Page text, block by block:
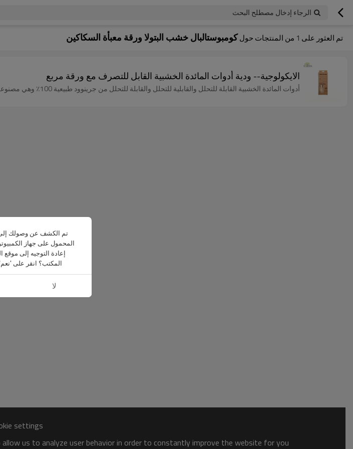
الرجاء إدخال مصطلح البحث
تم العثور على 1 من المنتجات حولكومبوستالبال خشب البتولا ورقة معبأة السكاكين
الايكولوجية-- ودية أدوات المائدة الخشبية القابل للتصرف مع ورقة مربع
أدوات المائدة الخشبية القابلة للتحلل والقابلية للتحلل والقابلة للتحلل من جرينوود طبيعية 100٪ وهي مصنوعة من خشب البتولا.
settings
us to analyze user behavior in order to constantly improve the website for you.
تم الكشف عن وصولك
المحمول على جهاز
إعادة التوجيه إلى
المكتب؟ انقر على 'نعم'
لا